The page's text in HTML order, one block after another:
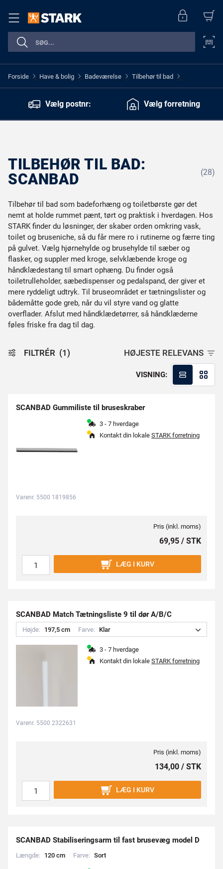
Forside > Have & bolig > Badeværelse > Tilbehør til bad >
Vælg postnr: Vælg forretning
TILBEHØR TIL BAD:
SCANBAD
(28)
Tilbehør til bad som badeforhæng og toiletbørste gør det
nemt at holde rummet pænt, tørt og praktisk i hverdagen. Hos
STARK finder du løsninger, der skaber orden omkring vask,
toilet og bruseniche, så du får mere ro i rutinerne og færre ting
på gulvet. Vælg hjørnehylde og brusehylde til sæber og
flasker, og suppler med kroge, selvklæbende kroge og
håndklædestang til smart ophæng. Du finder også
toiletrulleholder, sæbedispenser og pedalspand, der giver et
mere ryddeligt udtryk. Til bruseområdet er tætningslister og
bådemåtte gode greb, når du vil styre vand og glatte
overflader. Afslut med håndklædetørrer, så håndklæderne
føles friske fra dag til dag.
FILTRÉR (1) HØJESTE RELEVANS
VISNING:
SCANBAD Gummiliste til bruseskraber
3 - 7 hverdage
Kontakt din lokale STARK forretning
Varenr. 5500 1819856
Pris (inkl. moms)
69,95 / STK
LÆG I KURV
SCANBAD Match Tætningsliste 9 til dør A/B/C
Højde: 197,5 cm Farve: K ar
3 - 7 hverdage
Kontakt din lokale STARK forretning
Varenr. 5500 2322631
Pris (inkl. moms)
134,00 / STK
LÆG I KURV
SCANBAD Stabiliseringsarm til fast brusevæg model D
Længde: 120 cm Farve: Sort